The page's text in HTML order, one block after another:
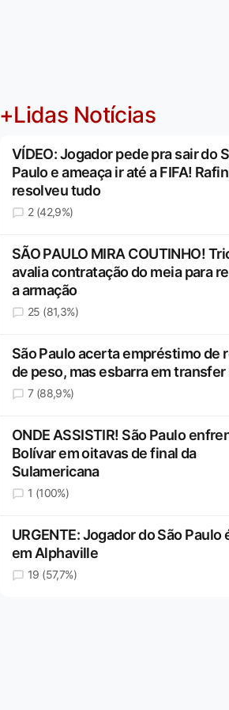
+Lidas Notícias
VÍDEO: Jogador pede pra sair do
Paulo e ameaça ir até a FIFA!
resolveu tudo
2 (42,9%)
SÃO PAULO MIRA COUTINHO!
avalia contratação do meia para
a armação
25 (81,3%)
São Paulo acerta empréstimo de
de peso, mas esbarra em transfer
7 (88,9%)
ONDE ASSISTIR! São Paulo
Bolívar em oitavas de final da
Sulamericana
1 (100%)
URGENTE: Jogador do São Paulo
em Alphaville
19 (57,7%)